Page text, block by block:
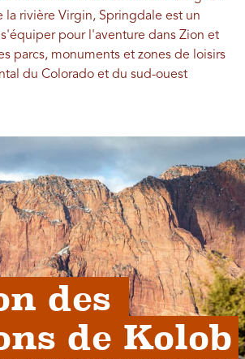
la rivière Virgin, Springdale est un
pour l'aventure dans Zion et
parcs, monuments et zones de loisirs
du Colorado et du sud-ouest
des
de Kolob